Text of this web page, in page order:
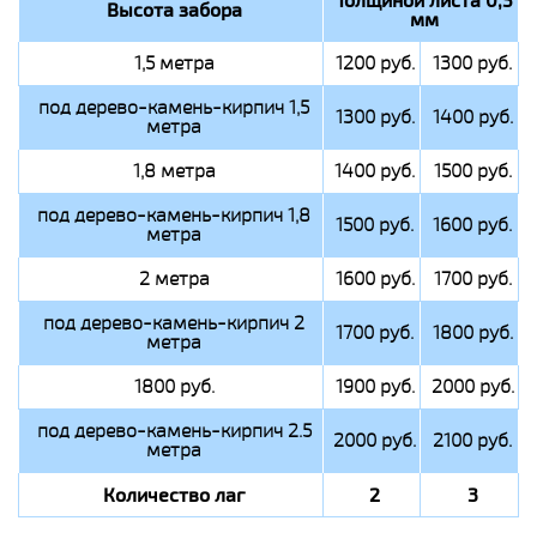
Высота забора мм
1,5 метра 1200 руб.
1300 руб.
под дерево-камень-кирпич 1,5
метра 1300 руб. 1400 руб.
1,8 метра 1400 руб.
1500 руб.
под дерево-камень-кирпич 1,8
метра 1500 руб. 1600 руб.
2 метра 1600 руб.
1700 руб.
под дерево-камень-кирпич 2
метра 1700 руб. 1800 руб.
1800 руб. 1900 руб.
2000 руб.
под дерево-камень-кирпич 2.5
метра 2000 руб. 2100 руб.
Количество лаг 2 3